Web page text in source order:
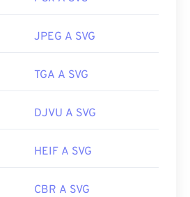
strumenti da SVG a JPG
JPEG A SVG
TGA A SVG
DJVU A SVG
HEIF A SVG
CBR A SVG